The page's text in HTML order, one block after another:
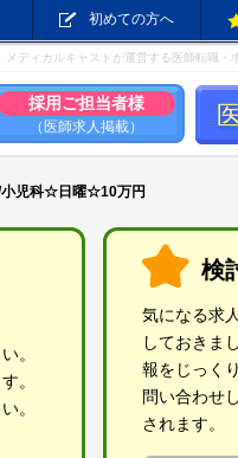
初めての方へ
メディカルキャストが運営する医師転職・
採用ご担当者様
（医師求人掲載）
児科☆日曜☆10万円
。
。
。
検
気になる求
しておきま
報をじっく
問い合わせ
されます。